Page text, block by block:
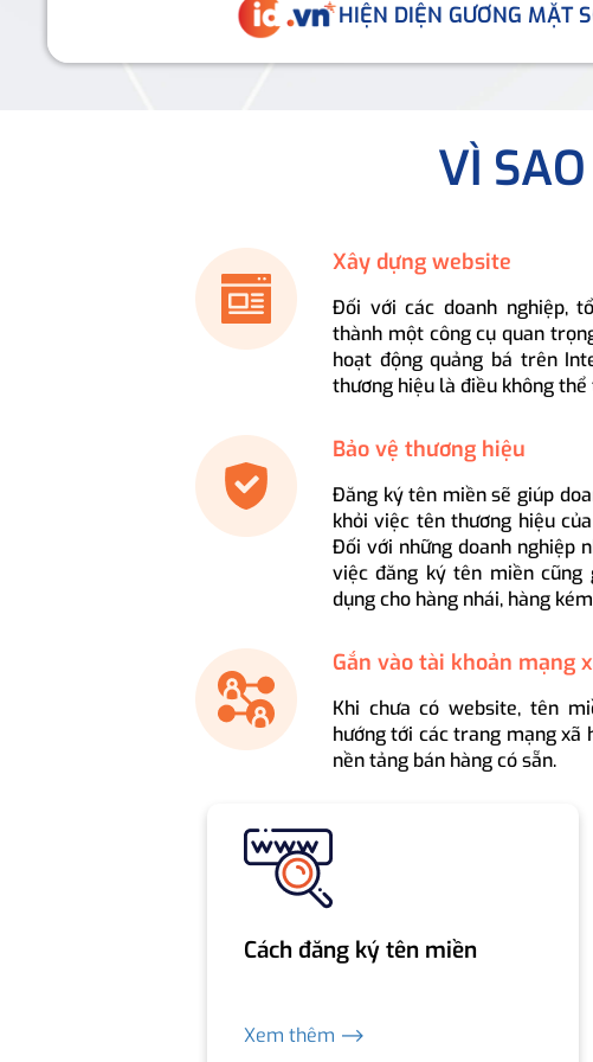
HIỆN DIỆN GƯƠNG MẶT
VÌ
Xây dựng website
Đối với các doanh nghiệp,
thành một công cụ quan
hoạt động quảng bá trên
thương hiệu là điều không
Bảo vệ thương hiệu
Đăng ký tên miền sẽ giúp
khỏi việc tên thương hiệu
Đối với những doanh nghiệp
việc đăng ký tên miền
dụng cho hàng nhái, hàng
Gắn vào tài khoản mạng
Khi chưa có website, tên
hướng tới các trang mạng
nền tảng bán hàng có sẵn.
Cách đăng ký tên miền
Xem thêm ⟶